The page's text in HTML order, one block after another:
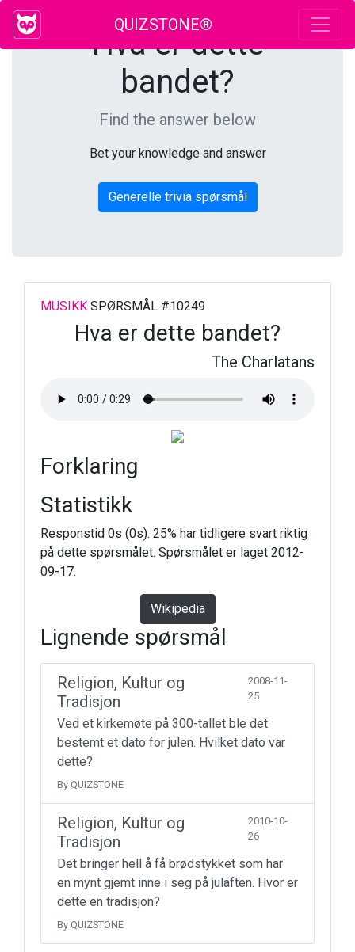
QUIZSTONE®
Hva er dette
bandet?
Find the answer below
Bet your knowledge and answer
Generelle trivia spørsmål
MUSIKK SPØRSMÅL #10249
Hva er dette bandet?
The Charlatans
Forklaring
Statistikk
Responstid 0s (0s). 25% har tidligere svart riktig
på dette spørsmålet. Spørsmålet er laget 2012-
09-17.
Wikipedia
Lignende spørsmål
Religion, Kultur og
Tradisjon
2008-11-
25
Ved et kirkemøte på 300-tallet ble det
bestemt et dato for julen. Hvilket dato var
dette?
By QUIZSTONE
Religion, Kultur og
Tradisjon
2010-10-
26
Det bringer hell å få brødstykket som har
en mynt gjemt inne i seg på julaften. Hvor er
dette en tradisjon?
By QUIZSTONE